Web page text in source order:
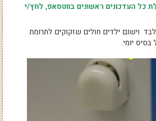
העדכונים ראשונים בווטסאפ, לחץ/י
וישנם ילדים חולים שזקוקים לתרומת
יומי.